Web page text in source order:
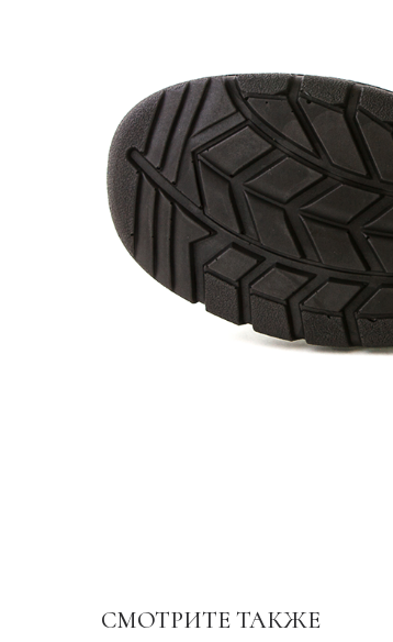
СМОТРИТЕ ТАКЖЕ